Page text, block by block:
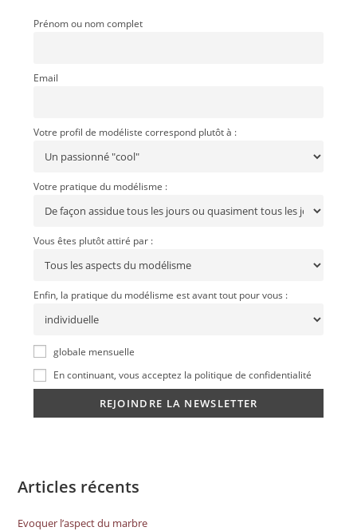
Prénom ou nom complet
Email
Votre profil de modéliste correspond plutôt à :
Votre pratique du modélisme :
Vous êtes plutôt attiré par :
Enfin, la pratique du modélisme est avant tout pour vous :
globale mensuelle
En continuant, vous acceptez la politique de confidentialité
Articles récents
Evoquer l’aspect du marbre